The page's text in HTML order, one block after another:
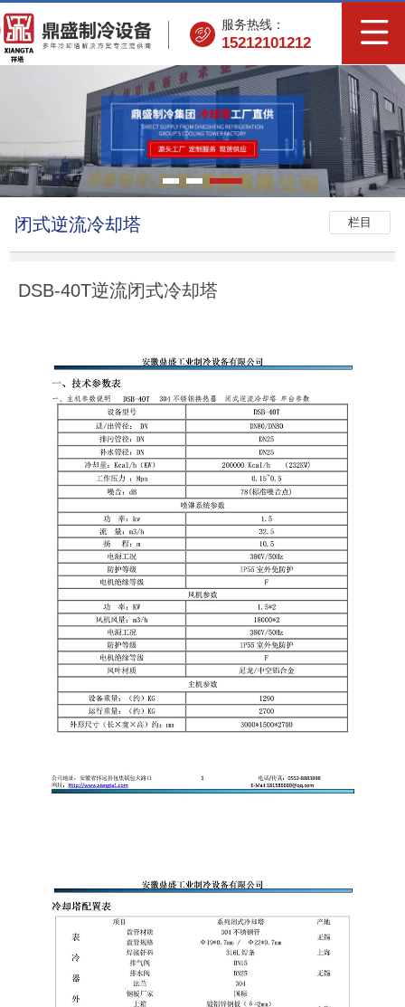
服务热线：
15212101212
栏目
闭式逆流冷却塔
DSB-40T逆流闭式冷却塔